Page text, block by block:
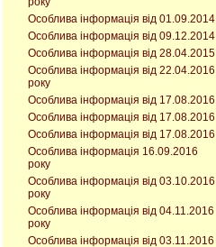
Особлива інформація від 01.09.2014
Особлива інформація від 09.12.2014
Особлива інформація від 28.04.2015
Особлива інформація від 22.04.2016
року
Особлива інформація від 17.08.2016
Особлива інформація від 17.08.2016
Особлива інформація від 17.08.2016
Особлива інформація 16.09.2016
року
Особлива інформація від 03.10.2016
року
Особлива інформація від 04.11.2016
року
Особлива інформація від 03.11.2016